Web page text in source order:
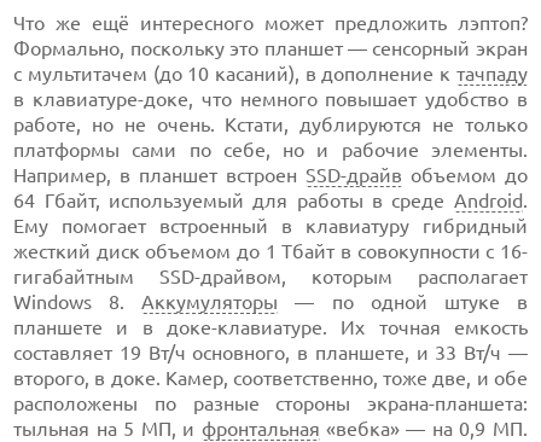
Что же ещё интересного может предложить лэптоп?
Формально, поскольку это планшет — сенсорный экран
с мультитачем (до 10 касаний), в дополнение к тачпаду
в клавиатуре-доке, что немного повышает удобство в
работе, но не очень. Кстати, дублируются не только
платформы сами по себе, но и рабочие элементы.
Например, в планшет встроен SSD-драйв объемом до
64 Гбайт, используемый для работы в среде Android.
Ему помогает встроенный в клавиатуру гибридный
жесткий диск объемом до 1 Тбайт в совокупности с 16-
гигабайтным SSD-драйвом, которым располагает
Windows 8.Аккумуляторы — по одной штуке в
планшете и в доке-клавиатуре. Их точная емкость
составляет 19 Вт/ч основного, в планшете, и 33 Вт/ч —
второго, в доке. Камер, соответственно, тоже две, и обе
расположены по разные стороны экрана-планшета:
тыльная на 5 МП, и фронтальная «вебка» — на 0,9 МП.